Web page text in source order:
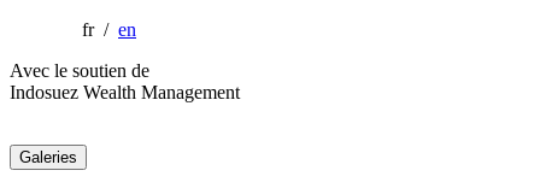
fr / en
Avec le soutien de
Indosuez Wealth Management
Galeries